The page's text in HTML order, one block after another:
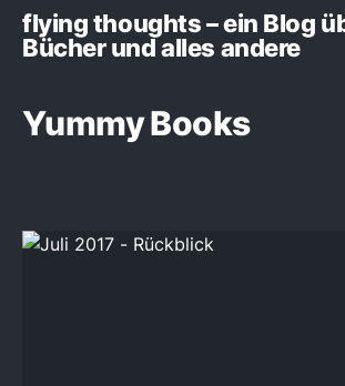
flying thoughts – ein Blog
Bücher und alles andere
Yummy Books